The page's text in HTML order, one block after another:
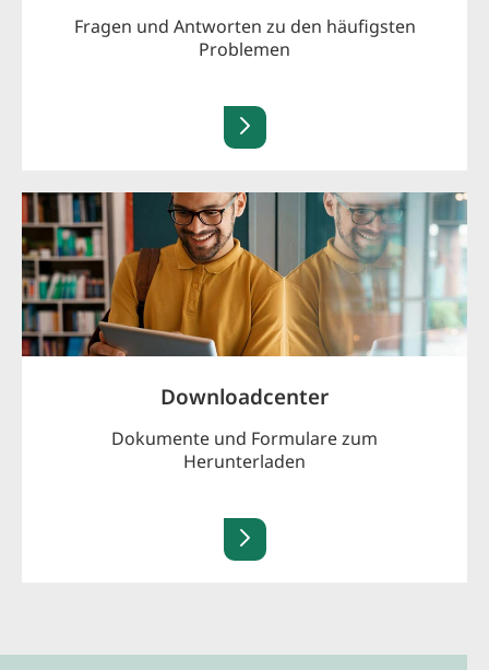
Fragen und Antworten zu den häufigsten
Problemen
Downloadcenter
Dokumente und Formulare zum
Herunterladen